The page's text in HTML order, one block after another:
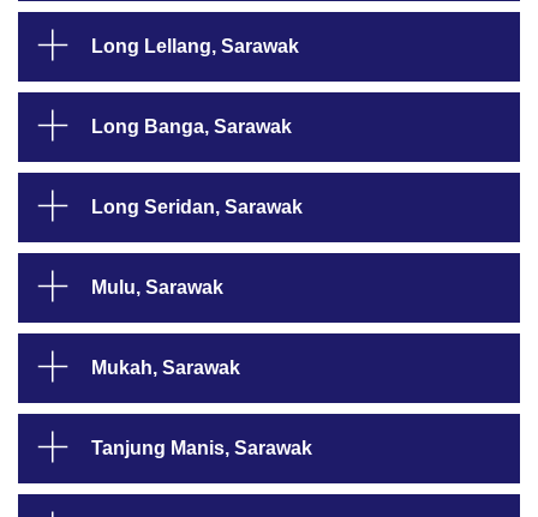
Long Lellang, Sarawak
Long Banga, Sarawak
Long Seridan, Sarawak
Mulu, Sarawak
Mukah, Sarawak
Tanjung Manis, Sarawak